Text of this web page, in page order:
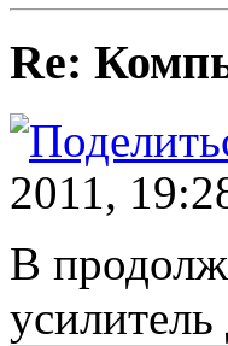
Re:
2011,
В